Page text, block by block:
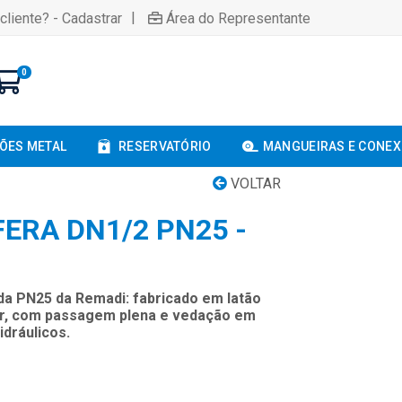
- Cadastrar | Área do Representante
0
METAL RESERVATÓRIO MANGUEIRAS E
VOLTAR
DN1/2 PN25 -
PN25 da Remadi: fabricado em latão
com passagem plena e vedação em